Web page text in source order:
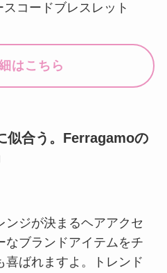
コードブレスレット
はこちら
似合う。Ferragamoの
ンジが決まるヘアアクセ
なブランドアイテムをチ
喜ばれますよ。トレンド